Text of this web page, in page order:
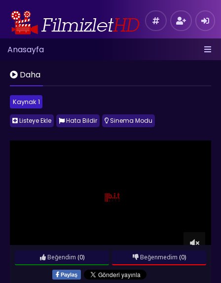
Anasayfa
Daha
Kaynak 1
Listeye Ekle Hata Bildir Sinema Modu
Paylaş
Beğendim (0) Beğenmedim (0)